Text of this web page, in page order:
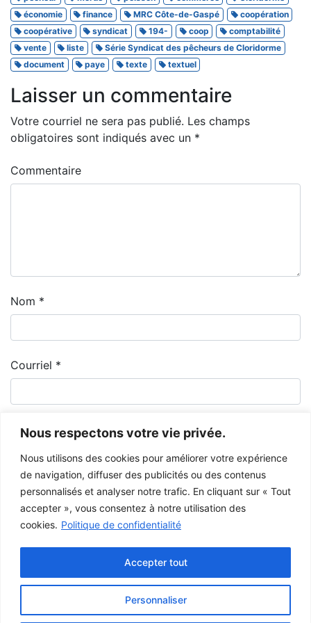
Nous respectons votre vie privée.
Nous utilisons des cookies pour améliorer votre expérience
de navigation, diffuser des publicités ou des contenus
personnalisés et analyser notre trafic. En cliquant sur « Tout
accepter », vous consentez à notre utilisation des
cookies. Politique de confidentialité
Personnaliser
Accepter tout
économie
finance MRC Côte-de-Gaspé
coopération
coopérative
syndicat 194- coop
comptabilité
vente
liste
Série Syndicat des pêcheurs de Cloridorme
document
paye texte textuel
Laisser un commentaire
Votre courriel ne sera pas publié. Les champs
obligatoires sont indiqués avec un *
Commentaire
Nom *
Courriel *
pas modifier l’œuvre et d’inscrire la référence complète.
Pour toute autre utilisation à des fins publiques, veuillez contacter le